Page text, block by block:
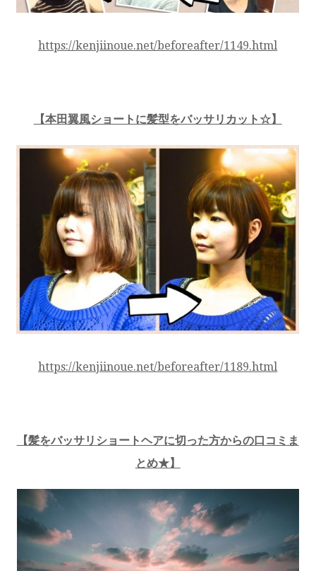
https://kenjiinoue.net/beforeafter/1149.html
【本田翼風ショートに髪型をバッサリカット☆】
https://kenjiinoue.net/beforeafter/1189.html
【髪をバッサリショートヘアに切った方からの口コミま
とめ★】